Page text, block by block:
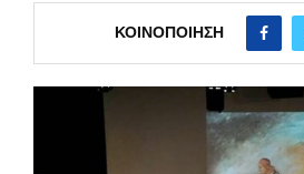
ΚΟΙΝΟΠΟΊΗΣΗ